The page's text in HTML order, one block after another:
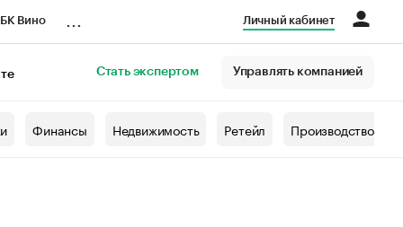
Вино Личный кабинет
Стать экспертом Управлять компанией
Финансы Недвижимость Ретейл Производство